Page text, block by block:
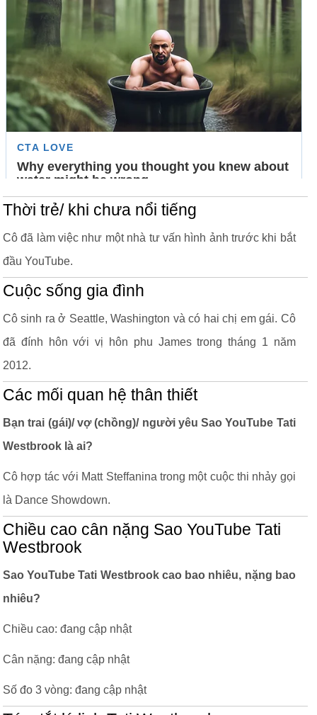
Thời trẻ/ khi chưa nổi tiếng
Cô đã làm việc như một nhà tư vấn hình ảnh trước khi bắt
đầu YouTube.
Cuộc sống gia đình
Cô sinh ra ở Seattle, Washington và có hai chị em gái. Cô
đã đính hôn với vị hôn phu James trong tháng 1 năm
2012.
Các mối quan hệ thân thiết
Bạn trai (gái)/ vợ (chồng)/ người yêu Sao YouTube Tati
Westbrook là ai?
Cô hợp tác với Matt Steffanina trong một cuộc thi nhảy gọi
là Dance Showdown.
Chiều cao cân nặng Sao YouTube Tati
Westbrook
Sao YouTube Tati Westbrook cao bao nhiêu, nặng bao
nhiêu?
Chiều cao: đang cập nhật
Cân nặng: đang cập nhật
Số đo 3 vòng: đang cập nhật